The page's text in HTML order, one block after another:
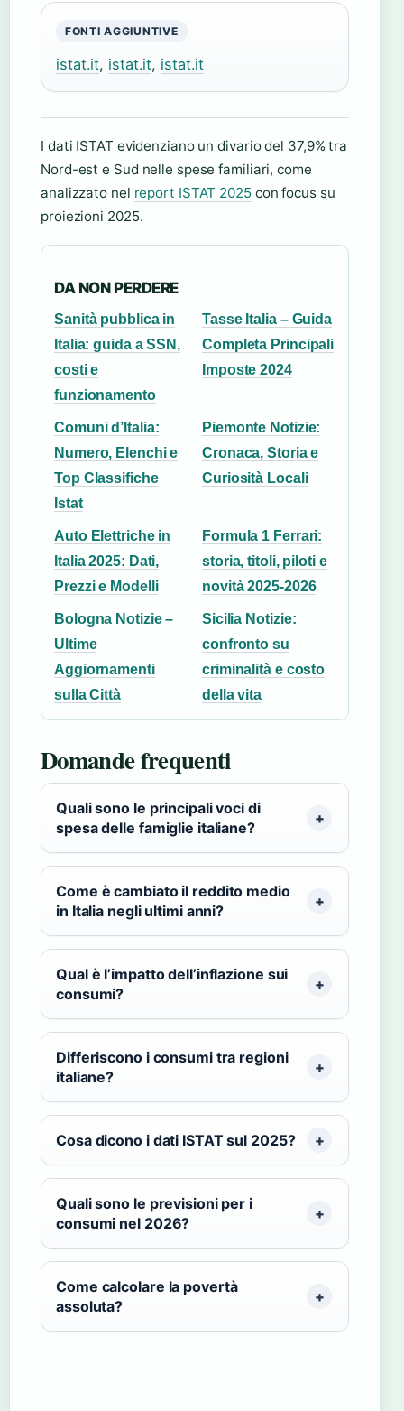
FONTI AGGIUNTIVE
istat.it, istat.it, istat.it
I dati ISTAT evidenziano un divario del 37,9% tra
Nord-est e Sud nelle spese familiari, come
analizzato nel report ISTAT 2025con focus su
proiezioni 2025.
DA NON PERDERE
Sanità pubblica in
Italia: guida a SSN,
costi e
funzionamento
Tasse Italia – Guida
Completa Principali
Imposte 2024
Comuni d’Italia:
Numero, Elenchi e
Top Classifiche
Istat
Piemonte Notizie:
Cronaca, Storia e
Curiosità Locali
Auto Elettriche in
Italia 2025: Dati,
Prezzi e Modelli
Formula 1 Ferrari:
storia, titoli, piloti e
novità 2025-2026
Bologna Notizie –
Ultime
Aggiornamenti
sulla Città
Sicilia Notizie:
confronto su
criminalità e costo
della vita
Domande frequenti
Quali sono le principali voci di
spesa delle famiglie italiane?
Come è cambiato il reddito medio
in Italia negli ultimi anni?
Qual è l’impatto dell’inflazione sui
consumi?
Differiscono i consumi tra regioni
italiane?
Cosa dicono i dati ISTAT sul 2025?
Quali sono le previsioni per i
consumi nel 2026?
Come calcolare la povertà
assoluta?